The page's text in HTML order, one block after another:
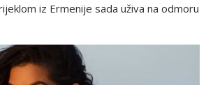
iz Ermenije sada uživa na odmoru